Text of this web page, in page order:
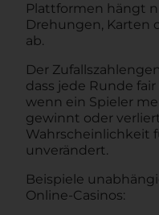
Plattformen hängt
Drehungen, Karten
ab.
Der
dass jede Runde
wenn ein Spieler
gewinnt oder
Wahrscheinlichkeit
unverändert.
Beispiele
Online‑Casinos: